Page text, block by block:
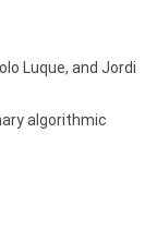
Luque, and Jordi
algorithmic